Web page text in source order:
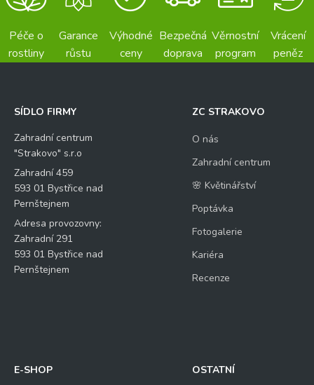
Péče o
rostliny
Garance
růstu
Výhodné
ceny
Bezpečná
doprava
Věrnostní
program
Vrácení
peněz
SÍDLO FIRMY
Zahradní centrum
"Strakovo" s.r.o
Zahradní 459
593 01 Bystřice nad
Pernštejnem
Adresa provozovny:
Zahradní 291
593 01 Bystřice nad
Pernštejnem
ZC STRAKOVO
O nás
Zahradní centrum
🌸 Květinářství
Poptávka
Fotogalerie
Kariéra
Recenze
E-SHOP OSTATNÍ